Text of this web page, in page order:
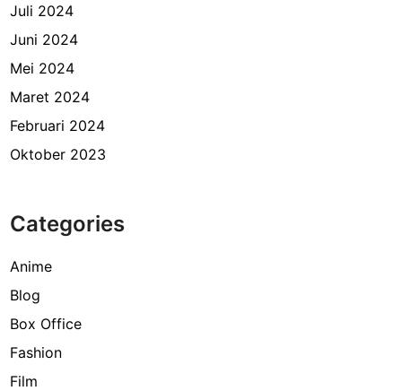
Juli 2024
Juni 2024
Mei 2024
Maret 2024
Februari 2024
Oktober 2023
Categories
Anime
Blog
Box Office
Fashion
Film